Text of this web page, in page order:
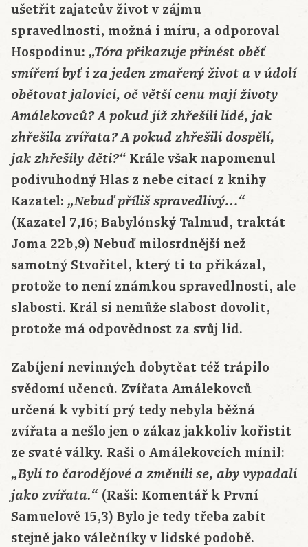
ušetřit zajatcův život v zájmu
spravedlnosti, možná i míru, a odporoval
Hospodinu: „Tóra přikazuje přinést oběť
smíření byť i za jeden zmařený život a v údolí
obětovat jalovici, oč větší cenu mají životy
Amálekovců? A pokud již zhřešili lidé, jak
zhřešila zvířata? A pokud zhřešili dospělí,
jak zhřešily děti?“ Krále však napomenul
podivuhodný Hlas z nebe citací z knihy
Kazatel: „Nebuď příliš spravedlivý…“
(Kazatel 7,16; Babylónský Talmud, traktát
Joma 22b,9) Nebuď milosrdnější než
samotný Stvořitel, který ti to přikázal,
protože to není známkou spravedlnosti, ale
slabosti. Král si nemůže slabost dovolit,
protože má odpovědnost za svůj lid.
Zabíjení nevinných dobytčat též trápilo
svědomí učenců. Zvířata Amálekovců
určená k vybití prý tedy nebyla běžná
zvířata a nešlo jen o zákaz jakkoliv kořistit
ze svaté války. Raši o Amálekovcích mínil:
„Byli to čarodějové a změnili se, aby vypadali
jako zvířata.“ (Raši: Komentář k První
Samuelově 15,3) Bylo je tedy třeba zabít
stejně jako válečníky v lidské podobě.